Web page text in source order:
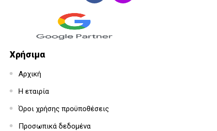
Χρήσιμα
Αρχική
Η εταιρία
Όροι χρήσης προϋποθέσεις
Προσωπικά δεδομένα